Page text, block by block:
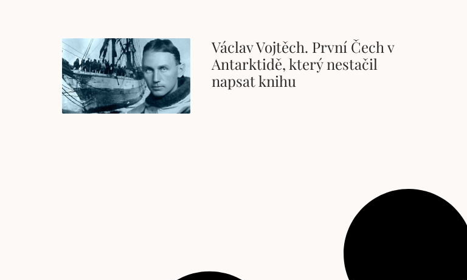
Václav Vojtěch. První Čech v
Antarktidě, který nestačil
napsat knihu